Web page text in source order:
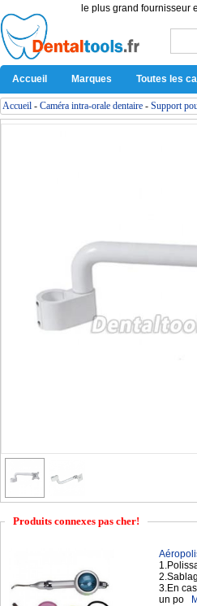
le plus grand fournisseur
Accueil Marques Toutes les
Accueil - Caméra intra-orale dentaire - Support
Produits connexes pas cher!
3.En
un po